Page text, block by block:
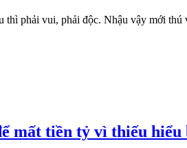
phải vui, phải độc. Nhậu vậy mới thú
mất tiền tỷ vì thiếu hiểu